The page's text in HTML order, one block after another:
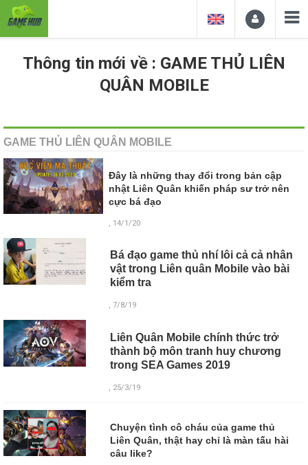
Thông tin mới về : GAME THỦ LIÊN
QUÂN MOBILE
GAME THỦ LIÊN QUÂN MOBILE
Đây là những thay đổi trong bản cập
nhật Liên Quân khiến pháp sư trở nên
cực bá đạo
, 14/1/20
Bá đạo game thủ nhí lôi cả cả nhân
vật trong Liên quân Mobile vào bài
kiểm tra
, 7/8/19
Liên Quân Mobile chính thức trở
thành bộ môn tranh huy chương
trong SEA Games 2019
, 25/3/19
Chuyện tình cô cháu của game thủ
Liên Quân, thật hay chỉ là màn tấu hài
câu like?